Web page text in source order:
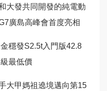
大發共同開發的純電動
廣島高峰會首度亮相
穩發S2.5t入門版42.8
最低價
大甲媽祖遶境邁向第15